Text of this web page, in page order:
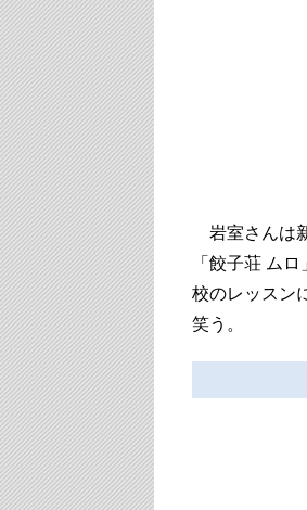
岩室さんは
「餃子荘 ム
校のレッスン
笑う。